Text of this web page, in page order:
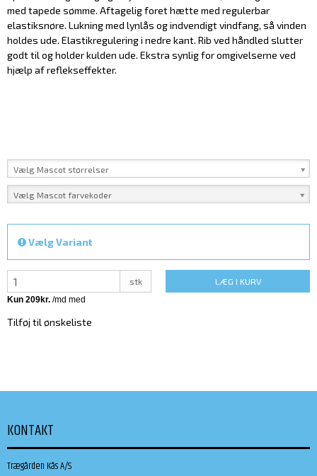
med tapede sømme. Aftagelig foret hætte med regulerbar
elastiksnøre. Lukning med lynlås og indvendigt vindfang, så vinden
holdes ude. Elastikregulering i nedre kant. Rib ved håndled slutter
godt til og holder kulden ude. Ekstra synlig for omgivelserne ved
hjælp af reflekseffekter.
Vælg Mascot størrelser
Vælg Mascot farvekoder
Vælg Variant
stk LÆG I KURV
Tilføj til ønskeliste
KONTAKT
Trægården Kås A/S